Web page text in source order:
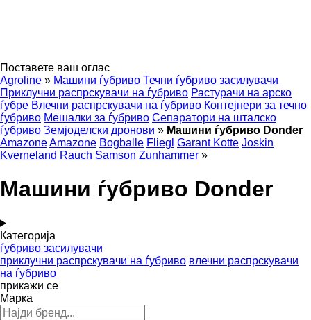
Поставете ваш оглас
Agroline » Машини ѓубриво Течни ѓубриво засилувачи
Приклучни распрскувачи на ѓубриво Растурачи на арско
ѓубре Влечни распрскувачи на ѓубриво Контејнери за течно
ѓубриво Мешалки за ѓубриво Сепаратори на шталско
ѓубриво Земјоделски дронови » Машини ѓубриво Donder
AmazoneAmazone Bogballe Fliegl Garant Kotte Joskin
Kverneland Rauch Samson Zunhammer »
Машини ѓубриво Donder
Категорија
ѓубриво засилувачи
приклучни распрскувачи на ѓубриво влечни распрскувачи
на ѓубриво
прикажи се
Марка